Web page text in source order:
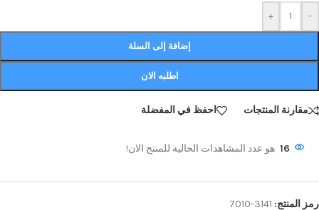
-
+
إضافة إلى السلة
اطلبه الان
مقارنة المنتجات احفظ في المفضلة
16 هو عدد المشاهدات الحالية للمنتج الان!
رمز المنتج: 3141-7010